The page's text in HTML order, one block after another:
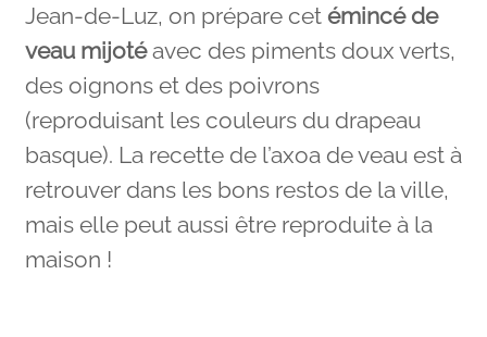
Jean-de-Luz, on prépare cet émincé de
veau mijotéavec des piments doux verts,
des oignons et des poivrons
(reproduisant les couleurs du drapeau
basque). La recette de l’axoa de veau est à
retrouver dans les bons restos de la ville,
mais elle peut aussi être reproduite à la
maison !